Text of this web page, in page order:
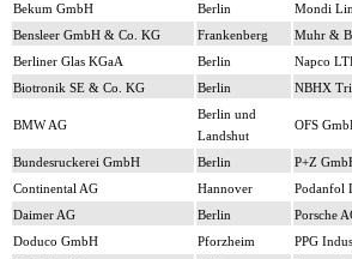
Bekum GmbH
Berlin Mondi
Bensleer GmbH & Co. KG
Frankenberg Muhr &
Berliner Glas KGaA
Berlin Napco
Biotronik SE & Co. KG
Berlin NBHX
BMW AG
Berlin und
Landshut
OFS
Bundesruckerei GmbH Berlin P+Z
Continental AG
Hannover Podanfol
Daimer AG
Berlin Porsche
Doduco GmbH
Pforzheim PPG